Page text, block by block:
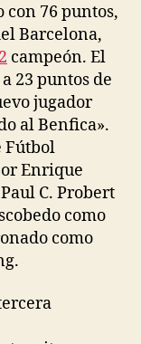
76 puntos,
Barcelona,
campeón. El
23 puntos de
jugador
al Benfica».
Fútbol
Enrique
C. Probert
como
como